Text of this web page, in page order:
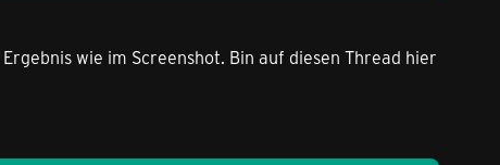
wie im Screenshot. Bin auf diesen Thread hier